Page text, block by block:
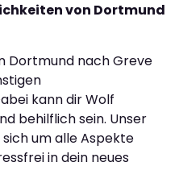
von Dortmund
Dortmund nach Greve
kann dir Wolf
behilflich sein. Unser
um alle Aspekte
in dein neues